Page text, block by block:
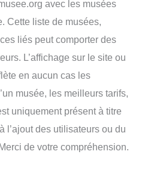
avec les musées
Cette liste de musées,
liés peut comporter des
L’affichage sur le site ou
en aucun cas les
musée, les meilleurs tarifs,
uniquement présent à titre
l’ajout des utilisateurs ou du
de votre compréhension.